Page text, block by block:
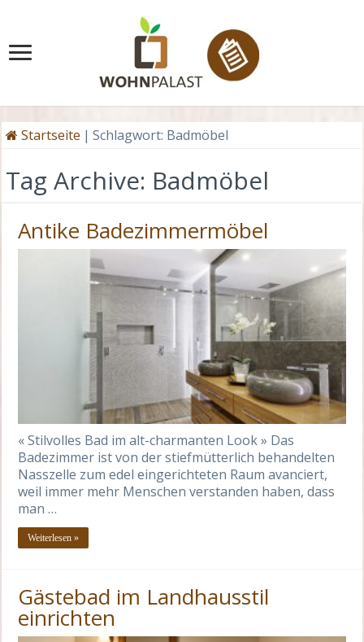
Startseite | Schlagwort: Badmöbel
Tag Archive: Badmöbel
Antike Badezimmermöbel
« Stilvolles Bad im alt-charmanten Look » Das
Badezimmer ist von der stiefmütterlich behandelten
Nasszelle zum edel eingerichteten Raum avanciert,
weil immer mehr Menschen verstanden haben, dass
man …
Weiterlesen »
Gästebad im Landhausstil
einrichten